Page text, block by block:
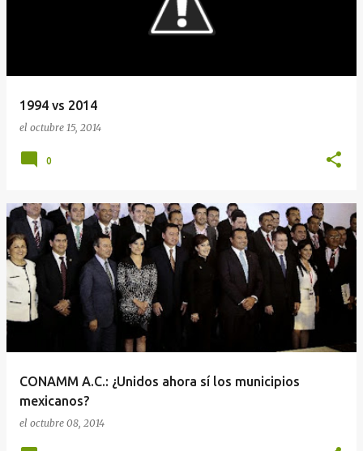
1994 vs 2014
el octubre 15, 2014
0
CONAMM A.C.: ¿Unidos ahora sí los municipios
mexicanos?
el octubre 08, 2014